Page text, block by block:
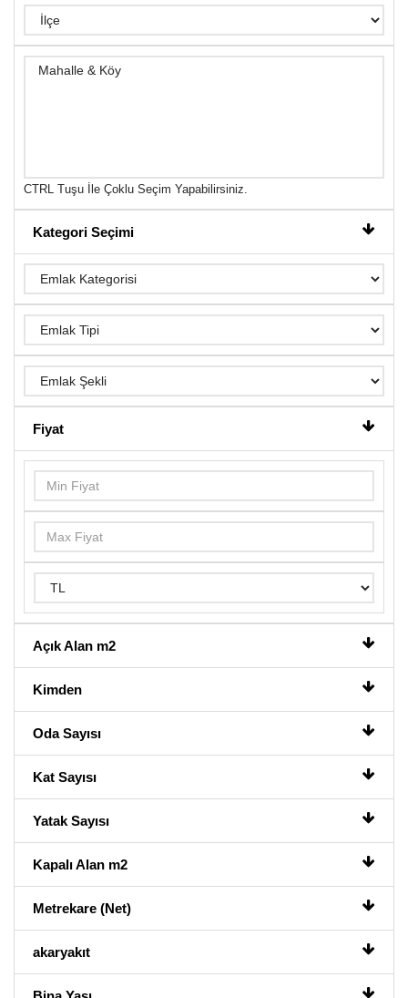
CTRL Tuşu İle Çoklu Seçim Yapabilirsiniz.
Kategori Seçimi
Fiyat
Açık Alan m2
Kimden
Oda Sayısı
Kat Sayısı
Yatak Sayısı
Kapalı Alan m2
Metrekare (Net)
akaryakıt